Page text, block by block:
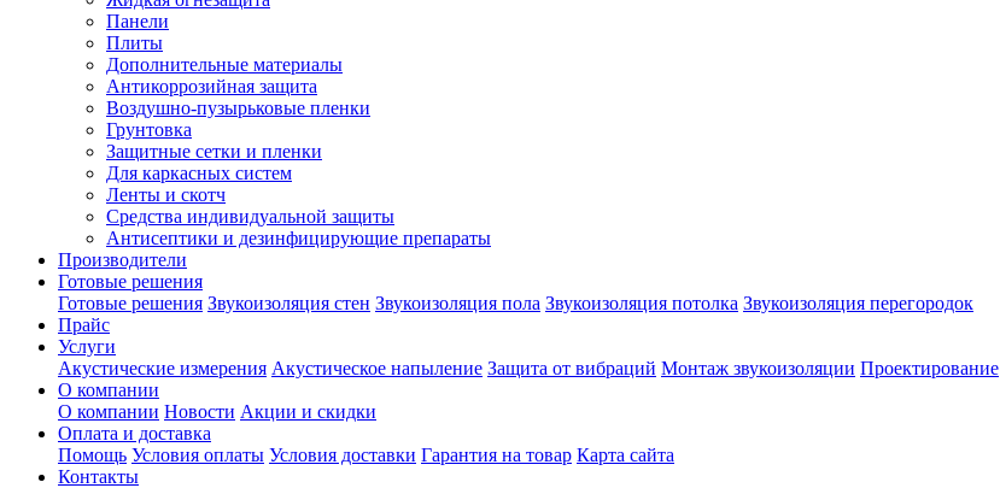
Панели
Плиты
Дополнительные материалы
Антикоррозийная защита
Воздушно-пузырьковые пленки
Грунтовка
Защитные сетки и пленки
Для каркасных систем
Ленты и скотч
Средства индивидуальной защиты
Антисептики и дезинфицирующие препараты
Производители
Готовые решения
Готовые решения Звукоизоляция стен Звукоизоляция пола Звукоизоляция потолка Звукоизоляция перегородок
Прайс
Услуги
Акустические измерения Акустическое напыление Защита от вибраций Монтаж звукоизоляции Проектирование
О компании
О компании Новости Акции и скидки
Оплата и доставка
Помощь Условия оплаты Условия доставки Гарантия на товар Карта сайта
Контакты